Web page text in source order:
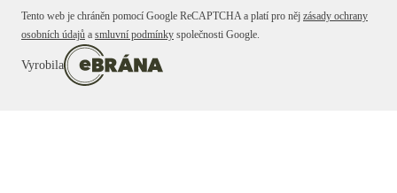
Tento web je chráněn pomocí Google ReCAPTCHA a platí pro něj zásady ochrany
osobních údajů a smluvní podmínky společnosti Google.
Vyrobila